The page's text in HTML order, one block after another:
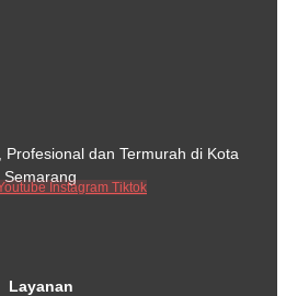
Profesional dan Termurah di Kota
Semarang
Instagram Tiktok
Layanan